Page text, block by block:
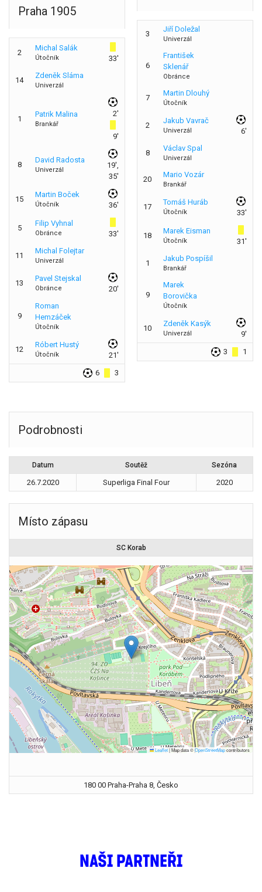
Praha 1905
2
Michal Salák
Útočník 33'
14
Zdeněk Sláma
Univerzál
1
Patrik Malina
Brankář
2'
9'
8
David Radosta
Univerzál
19',
35'
15
Martin Boček
Útočník 36'
5
Filip Vyhnal
Obránce 33'
11
Michal Folejtar
Univerzál
13
Pavel Stejskal
Obránce 20'
9
Roman
Hemzáček
Útočník
12
Róbert Hustý
Útočník
21'
6
3
3
Jiří Doležal
Univerzál
6
František
Sklenář
Obránce
7
Martin Dlouhý
Útočník
2
Jakub Vavrač
Univerzál 6'
8
Václav Spal
Univerzál
20
Mario Vozár
Brankář
17
Tomáš Huráb
Útočník 33'
18
Marek Eisman
Útočník 31'
1
Jakub Pospíšil
Brankář
9
Marek
Borovička
Útočník
10
Zdeněk Kasýk
Univerzál
9'
3
1
Podrobnosti
Datum Soutěž Sezóna
26.7.2020 Superliga Final Four 2020
Místo zápasu
SC Korab
Leaflet|Map data ©OpenStreetMapcontributors
180 00 Praha-Praha 8, Česko
NAŠI PARTNEŘI